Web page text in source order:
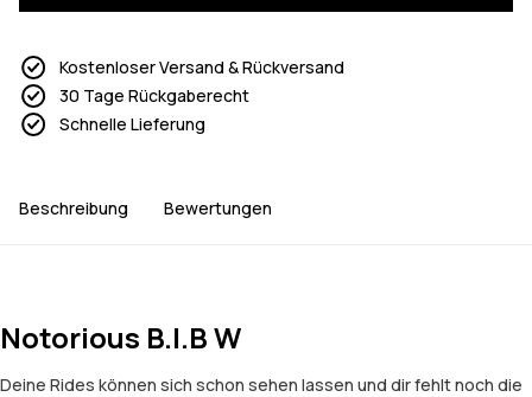
Kostenloser Versand & Rückversand
30 Tage Rückgaberecht
Schnelle Lieferung
Beschreibung Bewertungen
Notorious B.I.B W
Deine Rides können sich schon sehen lassen und dir fehlt noch die